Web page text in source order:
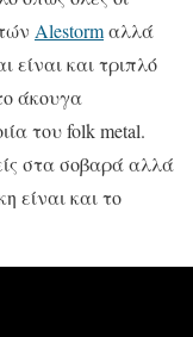
Alestormαλλά
είναι και τριπλό
άκουγα
του folk metal.
στα σοβαρά αλλά
είναι και το